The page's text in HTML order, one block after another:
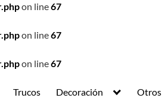
on line67
on line67
on line67
Trucos Decoración Otros